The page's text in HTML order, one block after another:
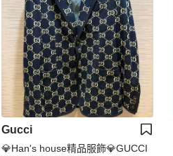
Gucci
💎Han's house精品服飾💎GUCCI